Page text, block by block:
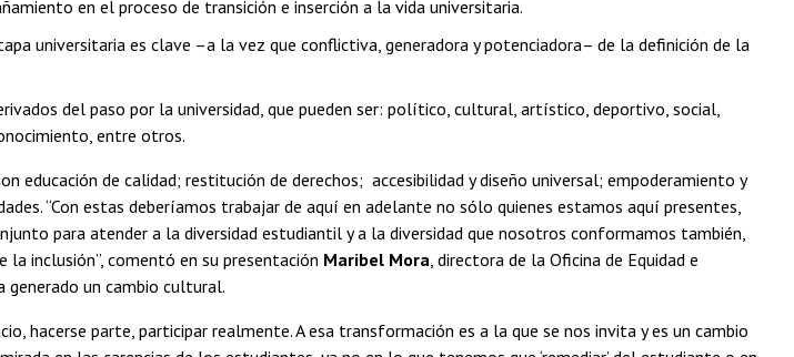
en el proceso de transición e inserción a la vida universitaria.
universitaria es clave –a la vez que conflictiva, generadora y potenciadora– de la definición de la
del paso por la universidad, que pueden ser: político, cultural, artístico, deportivo, social,
entre otros.
educación de calidad; restitución de derechos; accesibilidad y diseño universal; empoderamiento y
“Con estas deberíamos trabajar de aquí en adelante no sólo quienes estamos aquí presentes,
para atender a la diversidad estudiantil y a la diversidad que nosotros conformamos también,
inclusión”, comentó en su presentación Maribel Mora , directora de la Oficina de Equidad e
generado un cambio cultural.
hacerse parte, participar realmente. A esa transformación es a la que se nos invita y es un cambio